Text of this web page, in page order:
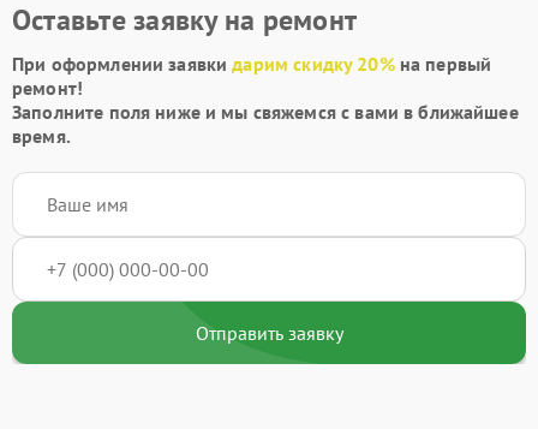
Оставьте заявку на ремонт
При оформлении заявкидарим скидку 20%на первый
ремонт!
Заполните поля ниже и мы свяжемся с вами в ближайшее
время.
Отправить заявку